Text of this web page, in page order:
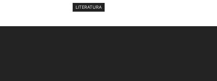
LITERATURA